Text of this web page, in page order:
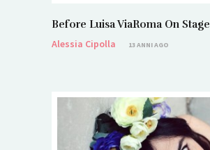
Before Luisa ViaRoma On Stage
Alessia Cipolla
13 ANNI AGO